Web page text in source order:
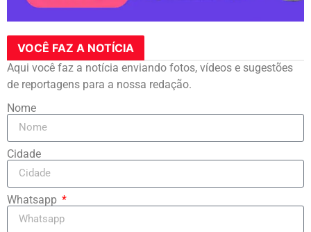
VOCÊ FAZ A NOTÍCIA
Aqui você faz a notícia enviando fotos, vídeos e sugestões
de reportagens para a nossa redação.
Nome
Cidade
Whatsapp